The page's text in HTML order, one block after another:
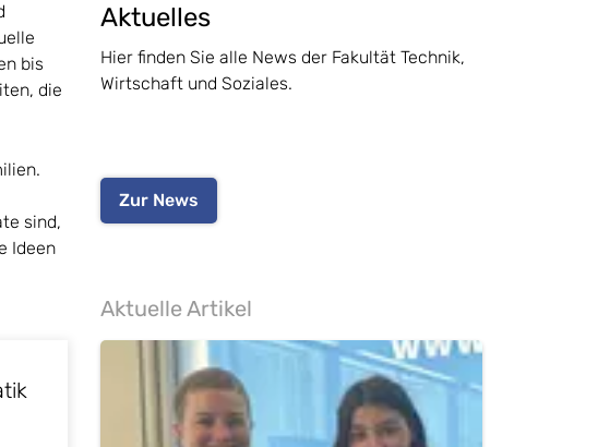
bis
die
sind,
Ideen
Aktuelles
Hier finden Sie alle News der Fakultät Technik,
Wirtschaft und Soziales.
Zur News
Aktuelle Artikel